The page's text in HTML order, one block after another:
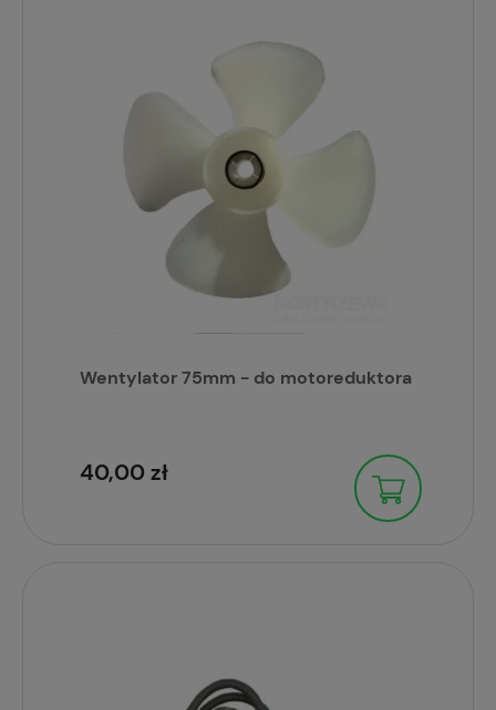
Wentylator 75mm - do motoreduktora
40,00 zł